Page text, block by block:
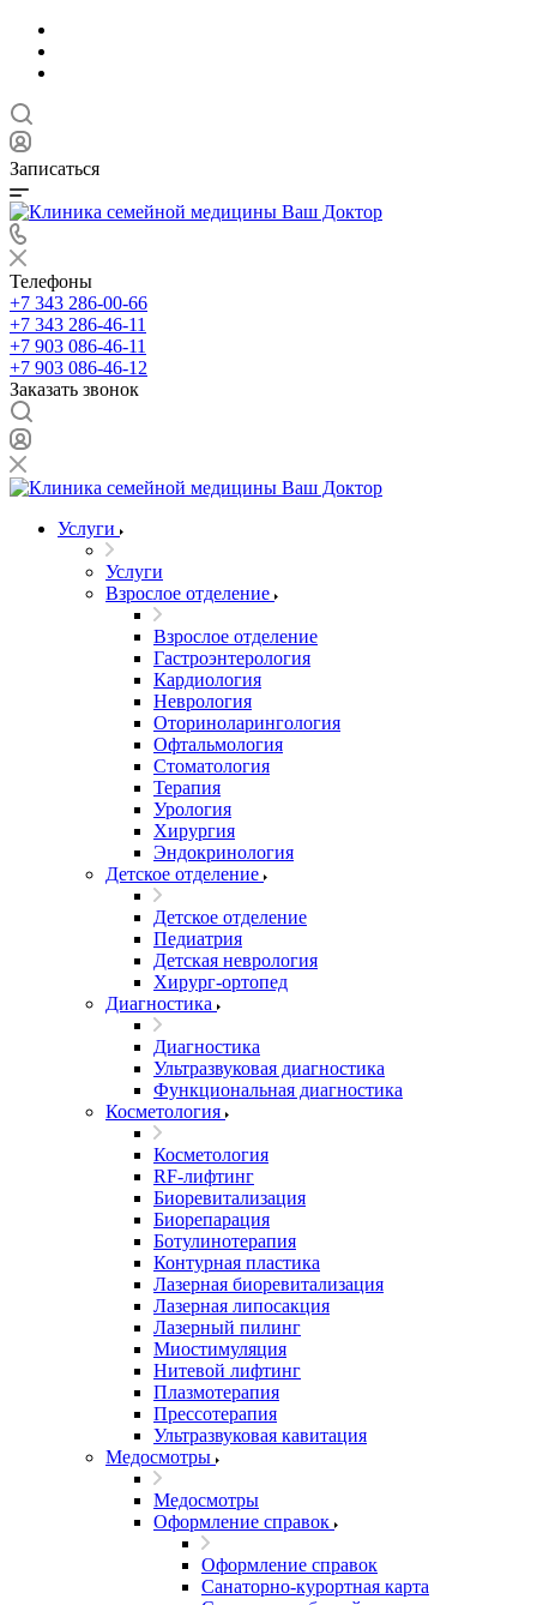
Записаться
Телефоны
+7 343 286-00-66
+7 343 286-46-11
+7 903 086-46-11
+7 903 086-46-12
Заказать звонок
Услуги
Услуги
Взрослое отделение
Взрослое отделение
Гастроэнтерология
Кардиология
Неврология
Оториноларингология
Офтальмология
Стоматология
Терапия
Урология
Хирургия
Эндокринология
Детское отделение
Детское отделение
Педиатрия
Детская неврология
Хирург-ортопед
Диагностика
Диагностика
Ультразвуковая диагностика
Функциональная диагностика
Косметология
Косметология
RF-лифтинг
Биоревитализация
Биорепарация
Ботулинотерапия
Контурная пластика
Лазерная биоревитализация
Лазерная липосакция
Лазерный пилинг
Миостимуляция
Нитевой лифтинг
Плазмотерапия
Прессотерапия
Ультразвуковая кавитация
Медосмотры
Медосмотры
Оформление справок
Оформление справок
Санаторно-курортная карта